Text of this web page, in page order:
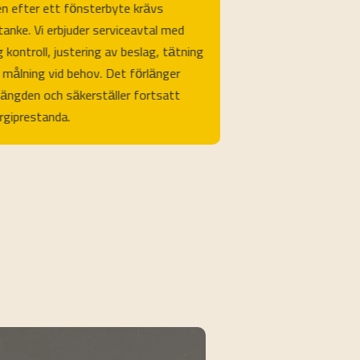
efter ett fönsterbyte krävs
Vi erbjuder serviceavtal med
kontroll, justering av beslag, tätning
målning vid behov. Det förlänger
och säkerställer fortsatt